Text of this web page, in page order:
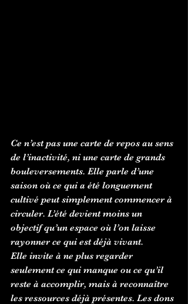
Ce n’est pas une carte de repos au sens
de l’inactivité, ni une carte de grands
bouleversements. Elle parle d’une
saison où ce qui a été longuement
cultivé peut simplement commencer à
circuler. L’été devient moins un
objectif qu’un espace où l’on laisse
rayonner ce qui est déjà vivant.
Elle invite à ne plus regarder
seulement ce qui manque ou ce qu’il
reste à accomplir, mais à reconnaître
les ressources déjà présentes. Les dons